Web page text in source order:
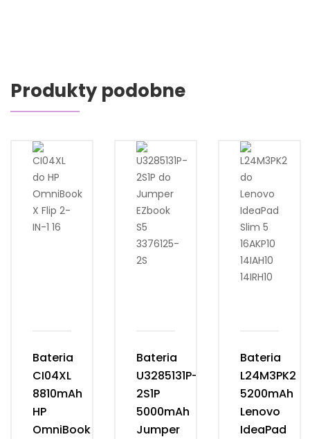
Produkty podobne
Bateria
CI04XL
8810mAh
HP
OmniBook
Bateria
U3285131P-
2S1P
5000mAh
Jumper
Bateria
L24M3PK2
5200mAh
Lenovo
IdeaPad